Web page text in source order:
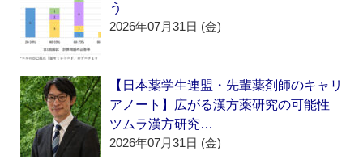
う
2026年07月31日 (金)
【日本薬学生連盟・先輩薬剤師のキャリ
アノート】広がる漢方薬研究の可能性
ツムラ漢方研究…
2026年07月31日 (金)